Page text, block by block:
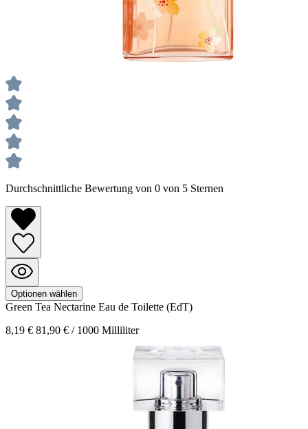
Durchschnittliche Bewertung von 0 von 5 Sternen
Optionen wählen
Green Tea Nectarine Eau de Toilette (EdT)
8,19 € 81,90 € / 1000 Milliliter